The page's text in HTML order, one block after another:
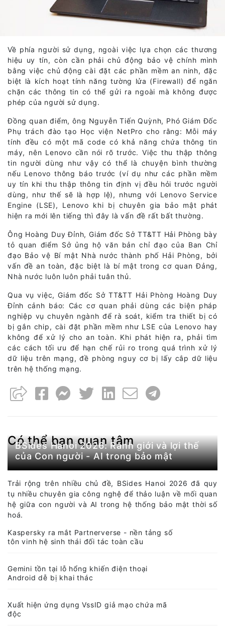
Về phía người sử dụng, ngoài việc lựa chọn các thương
hiệu uy tín, còn cần phải chủ động bảo vệ chính mình
bằng việc chủ động cài đặt các phần mềm an ninh, đặc
biệt là kích hoạt tính năng tường lửa (Firewall) để ngăn
chặn các thông tin có thể gửi ra ngoài mà không được
phép của người sử dụng.
Đồng quan điểm, ông Nguyễn Tiến Quỳnh, Phó Giám Đốc
Phụ trách đào tạo Học viện NetPro cho rằng: Mỗi máy
tính đều có một mã code có khả năng chứa thông tin
máy, nên Lenovo cần nói rõ trước. Việc thu thập thông
tin người dùng như vậy có thể là chuyện bình thường
nếu Lenovo thông báo trước (ví dụ như các phần mềm
uy tín khi thu thập thông tin định vị đều hỏi trước người
dùng, như thế sẽ là hợp lệ), nhưng với Lenovo Service
Engine (LSE), Lenovo khi bị chuyên gia bảo mật phát
hiện ra mới lên tiếng thì đây là vấn đề rất bất thường.
Ông Hoàng Duy Đỉnh, Giám đốc Sở TT&TT Hải Phòng bày
tỏ quan điểm Sở ủng hộ văn bản chỉ đạo của Ban Chỉ
đạo Bảo vệ Bí mật Nhà nước thành phố Hải Phòng, bởi
vấn đề an toàn, đặc biệt là bí mật trong cơ quan Đảng,
Nhà nước luôn luôn phải tuân thủ.
Qua vụ việc, Giám đốc Sở TT&TT Hải Phòng Hoàng Duy
Đỉnh cảnh báo: Các cơ quan phải dùng các biện pháp
nghiệp vụ chuyên ngành để rà soát, kiểm tra thiết bị có
bị gắn chip, cài đặt phần mềm như LSE của Lenovo hay
không để xử lý cho an toàn. Khi phát hiện ra, phải tìm
các cách tối ưu để hạn chế rủi ro trong quá trình xử lý
dữ liệu trên mạng, đề phòng nguy cơ bị lấy cắp dữ liệu
trên hệ thống mạng.
Có thể bạn quan tâm
BSides Hanoi 2026: Ranh giới và lợi thế
của Con người - AI trong bảo mật
Trải rộng trên nhiều chủ đề, BSides Hanoi 2026 đã quy
tụ nhiều chuyên gia công nghệ để thảo luận về mối quan
hệ giữa con người và AI trong hệ thống bảo mật thời số
hoá.
Kaspersky ra mắt Partnerverse - nền tảng số
tôn vinh hệ sinh thái đối tác toàn cầu
Gemini tồn tại lỗ hổng khiến điện thoại
Android dễ bị khai thác
Xuất hiện ứng dụng VssID giả mạo chứa mã
độc